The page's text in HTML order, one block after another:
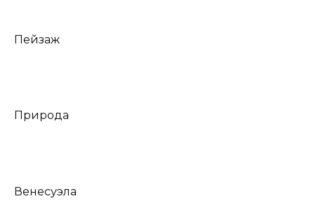
Пейзаж
Природа
Венесуэла